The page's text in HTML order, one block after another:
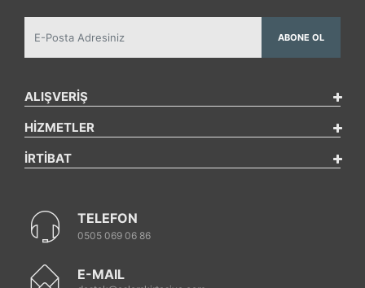
ABONE OL
ALIŞVERİŞ
HİZMETLER
İRTİBAT
TELEFON
0505 069 06 86
E-MAIL